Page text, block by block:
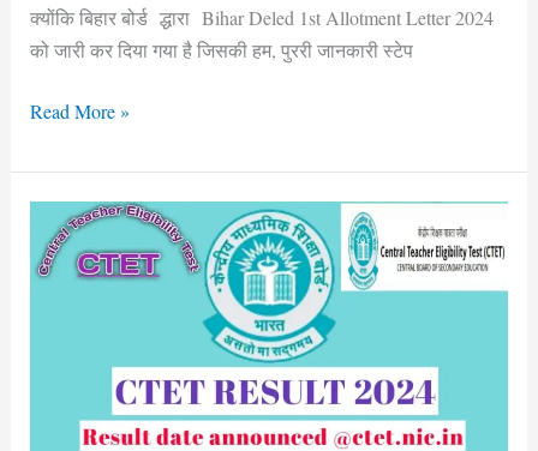
क्योंकि बिहार बोर्ड द्धारा Bihar Deled 1st Allotment Letter 2024
को जारी कर दिया गया है जिसकी हम, पुररी जानकारी स्टेप
Read More »
CTET
RESULT
2024
Announced
@ctet.nic.in.